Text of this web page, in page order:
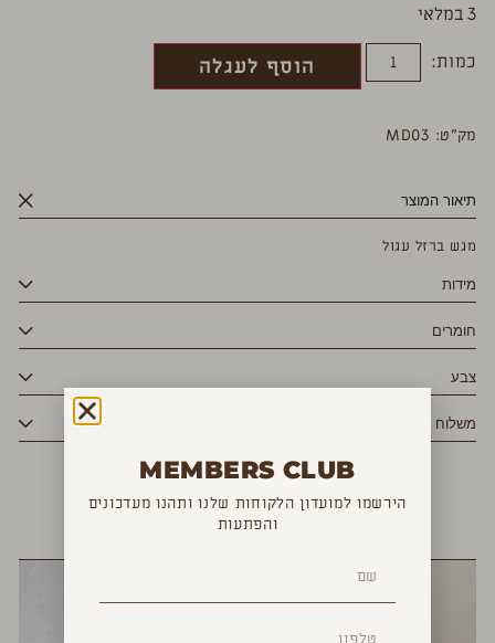
3 במלאי
כמות:
הוסף לעגלה
מק”ט: MD03
תיאור המוצר
מגש ברזל עגול
מידות
חומרים
צבע
משלוח
YOU MAY ALSO LIKE
MEMBERS CLUB
הירשמו למועדון הלקוחות שלנו ותהנו מעדכונים
והפתעות